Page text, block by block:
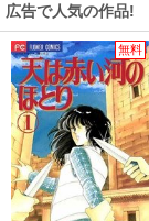
広告で人気の作品!
無料